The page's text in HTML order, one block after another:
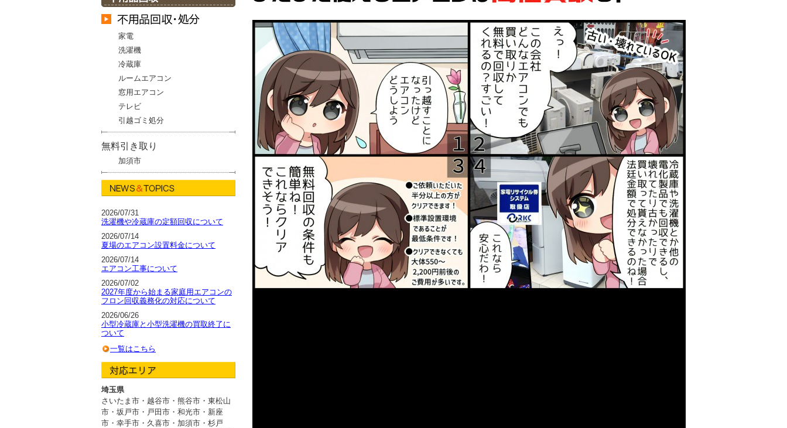
家電
洗濯機
冷蔵庫
ルームエアコン
窓用エアコン
テレビ
引越ゴミ処分
無料引き取り
加須市
2026/07/31
洗濯機や冷蔵庫の定額回収について
2026/07/14
夏場のエアコン設置料金について
2026/07/14
エアコン工事について
2026/07/02
2027年度から始まる家庭用エアコンの
フロン回収義務化の対応について
2026/06/26
小型冷蔵庫と小型洗濯機の買取終了に
ついて
一覧はこちら
埼玉県
さいたま市・越谷市 ・ 熊谷市・東松山
市・坂戸市 ・ 戸田市・和光市・新座
市 ・ 幸手市・久喜市・加須市・杉戸